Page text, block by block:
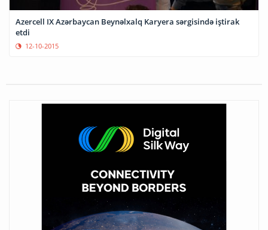
Azercell IX Azərbaycan Beynəlxalq Karyera sərgisində iştirak
etdi
12-10-2015